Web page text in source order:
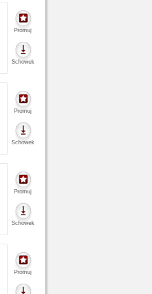
Promuj
Schowek
Promuj
Schowek
Promuj
Schowek
Promuj